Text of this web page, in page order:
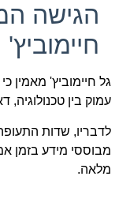
הגישה
חיימוביץ'
גל חיימוביץ' מאמין
עמוק בין
לדבריו, שדות
מבוססי מידע בזמן
מלאה.